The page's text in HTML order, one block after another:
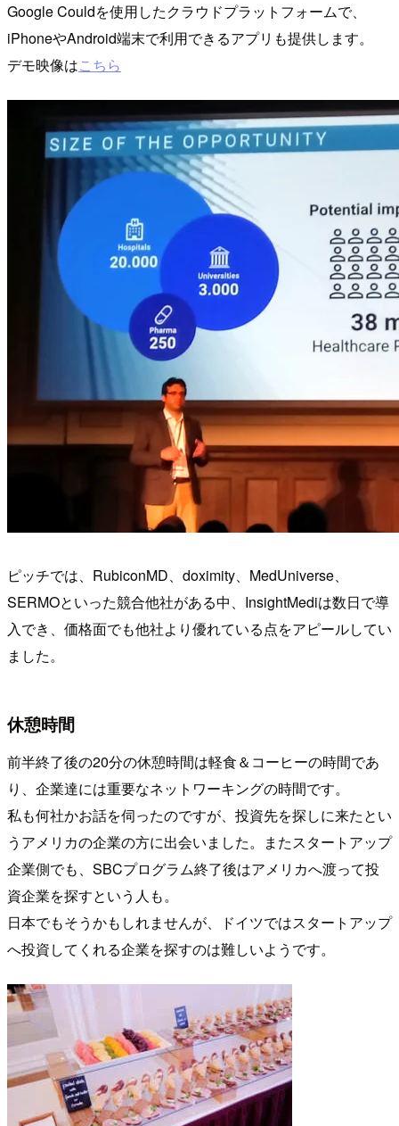
Google Couldを使用したクラウドプラットフォームで、
iPhoneやAndroid端末で利用できるアプリも提供します。
デモ映像はこちら
ピッチでは、RubiconMD、doximity、MedUniverse、
SERMOといった競合他社がある中、InsightMediは数日で導
入でき、価格面でも他社より優れている点をアピールしてい
ました。
休憩時間
前半終了後の20分の休憩時間は軽食＆コーヒーの時間であ
り、企業達には重要なネットワーキングの時間です。
私も何社かお話を伺ったのですが、投資先を探しに来たとい
うアメリカの企業の方に出会いました。またスタートアップ
企業側でも、SBCプログラム終了後はアメリカへ渡って投
資企業を探すという人も。
日本でもそうかもしれませんが、ドイツではスタートアップ
へ投資してくれる企業を探すのは難しいようです。